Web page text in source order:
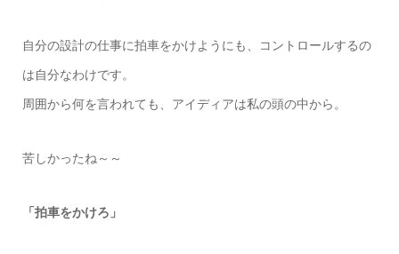
自分の設計の仕事に拍車をかけようにも、コントロールするの
は自分なわけです。
周囲から何を言われても、アイディアは私の頭の中から。
苦しかったね～～
「拍車をかけろ」